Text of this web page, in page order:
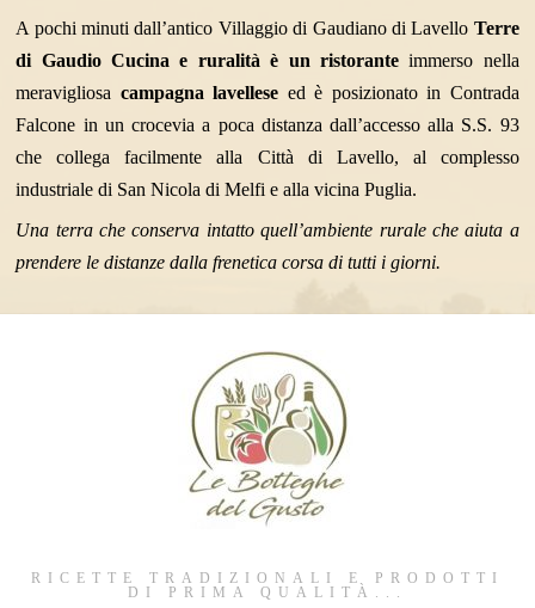
A pochi minuti dall’antico Villaggio di Gaudiano di Lavello Terre
di Gaudio Cucina e ruralità è un ristoranteimmerso nella
meravigliosa campagna lavellese ed è posizionato in Contrada
Falcone in un crocevia a poca distanza dall’accesso alla S.S. 93
che collega facilmente alla Città di Lavello, al complesso
industriale di San Nicola di Melfi e alla vicina Puglia.
Una terra che conserva intatto quell’ambiente rurale che aiuta a
prendere le distanze dalla frenetica corsa di tutti i giorni.
RICETTE TRADIZIONALI E PRODOTTI
DI PRIMA QUALITÀ...